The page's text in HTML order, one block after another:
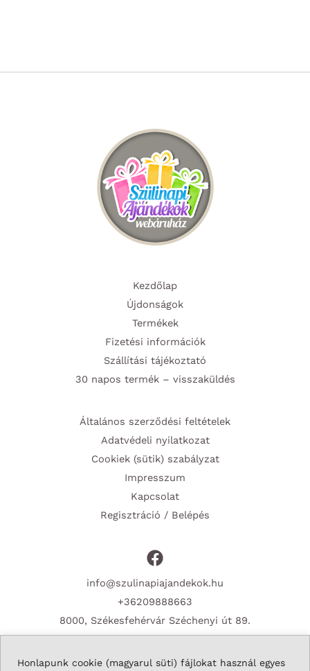
Honlapunk cookie (magyarul süti) fájlokat használ egyes
Kezdőlap
Újdonságok
Termékek
Fizetési információk
Szállítási tájékoztató
30 napos termék – visszaküldés
Általános szerződési feltételek
Adatvédeli nyilatkozat
Cookiek (sütik) szabályzat
Impresszum
Kapcsolat
Regisztráció / Belépés
info@szulinapiajandekok.hu
+36209888663
8000, Székesfehérvár Széchenyi út 89.